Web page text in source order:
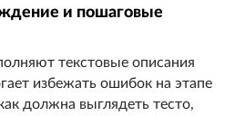
и пошаговые
текстовые описания
избежать ошибок на этапе
должна выглядеть тесто,